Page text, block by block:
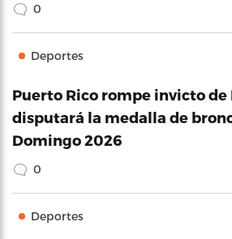
0
Deportes
Puerto Rico rompe invicto de
disputará la medalla de
Domingo 2026
0
Deportes